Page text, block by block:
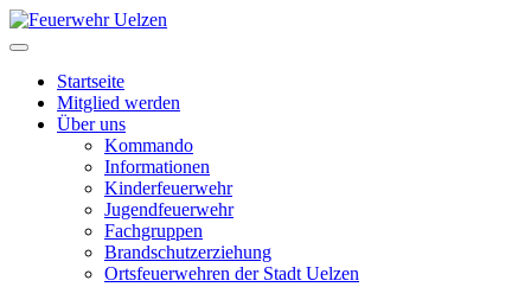
Startseite
Mitglied werden
Über uns
Kommando
Informationen
Kinderfeuerwehr
Jugendfeuerwehr
Fachgruppen
Brandschutzerziehung
Ortsfeuerwehren der Stadt Uelzen